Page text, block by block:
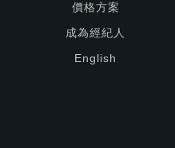
價格方案
成為經紀人
English